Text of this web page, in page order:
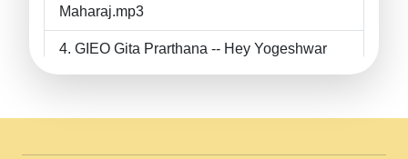
Maharaj.mp3
GIEO Gita Prarthana -- Hey Yogeshwar
II Swami Gyananand Ji Maharaj.mp3